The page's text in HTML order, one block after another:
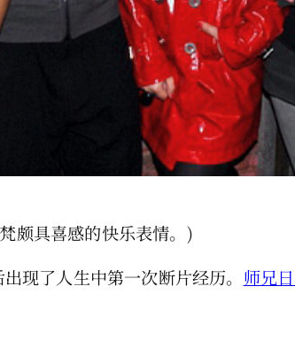
颇具喜感的快乐表情。)
现了人生中第一次断片经历。 师兄